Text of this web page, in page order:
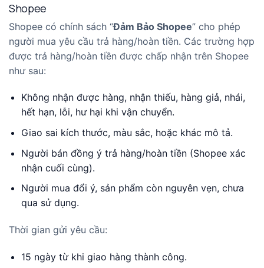
Shopee
Shopee có chính sách “Đảm Bảo Shopee” cho phép
người mua yêu cầu trả hàng/hoàn tiền. Các trường hợp
được trả hàng/hoàn tiền được chấp nhận trên Shopee
như sau:
Không nhận được hàng, nhận thiếu, hàng giả, nhái,
hết hạn, lỗi, hư hại khi vận chuyển.
Giao sai kích thước, màu sắc, hoặc khác mô tả.
Người bán đồng ý trả hàng/hoàn tiền (Shopee xác
nhận cuối cùng).
Người mua đổi ý, sản phẩm còn nguyên vẹn, chưa
qua sử dụng.
Thời gian gửi yêu cầu:
15 ngày từ khi giao hàng thành công.